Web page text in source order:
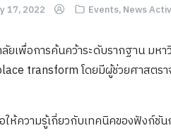
17, 2022 Events,News
เพื่อการค้นคว้าระดับรากฐาน มหา
transform โดยมีผู้ช่วยศาสต
ให้ความรู้เกี่ยวกับเทคนิคของฟังก์